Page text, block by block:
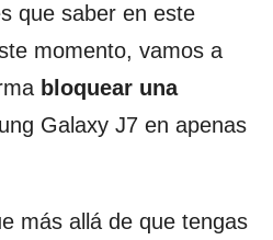
que saber en este
momento, vamos a
bloquear una
Galaxy J7 en apenas
más allá de que tengas